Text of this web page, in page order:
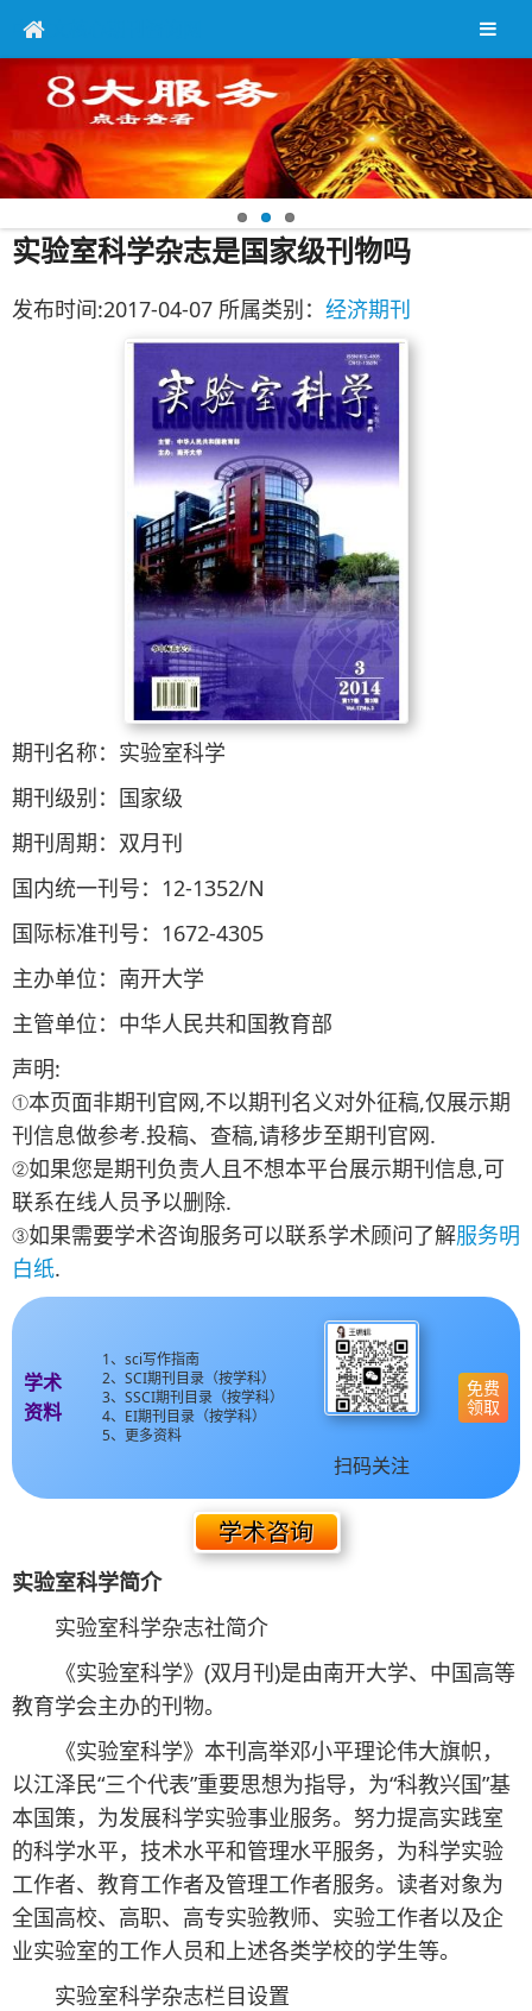
中英文核心期刊咨询网
实验室科学杂志是国家级刊物吗
发布时间:2017-04-07 所属类别： 经济期刊
期刊名称：实验室科学
期刊级别：国家级
期刊周期：双月刊
国内统一刊号：12-1352/N
国际标准刊号：1672-4305
主办单位：南开大学
主管单位：中华人民共和国教育部
声明:
①本页面非期刊官网,不以期刊名义对外征稿,仅展示期
刊信息做参考.投稿、查稿,请移步至期刊官网.
②如果您是期刊负责人且不想本平台展示期刊信息,可
联系在线人员予以删除.
③如果需要学术咨询服务可以联系学术顾问了解服务明
白纸.
学术
资料
1、sci写作指南
2、SCI期刊目录（按学科）
3、SSCI期刊目录（按学科）
4、EI期刊目录（按学科）
5、更多资料
扫码关注
免费
领取
实验室科学简介
实验室科学杂志社简介
《实验室科学》(双月刊)是由南开大学、中国高等
教育学会主办的刊物。
《实验室科学》本刊高举邓小平理论伟大旗帜，
以江泽民“三个代表”重要思想为指导，为“科教兴国”基
本国策，为发展科学实验事业服务。努力提高实践室
的科学水平，技术水平和管理水平服务，为科学实验
工作者、教育工作者及管理工作者服务。读者对象为
全国高校、高职、高专实验教师、实验工作者以及企
业实验室的工作人员和上述各类学校的学生等。
实验室科学杂志栏目设置